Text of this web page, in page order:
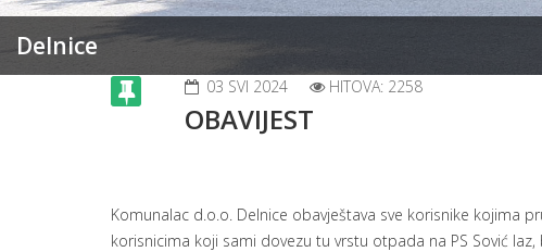
Delnice
03 SVI 2024 HITOVA: 2258
OBAVIJEST
Komunalac d.o.o. Delnice obavještava sve korisnike kojima
korisnicima koji sami dovezu tu vrstu otpada na PS Sović